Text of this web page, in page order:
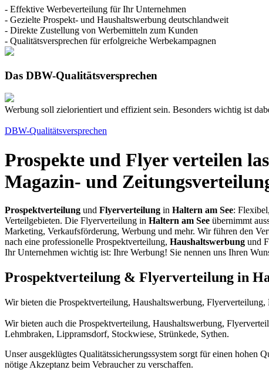
- Effektive Werbeverteilung für Ihr Unternehmen
- Gezielte Prospekt- und Haushaltswerbung deutschlandweit
- Direkte Zustellung von Werbemitteln zum Kunden
- Qualitätsversprechen für erfolgreiche Werbekampagnen
Das DBW-Qualitätsversprechen
Werbung soll zielorientiert und effizient sein. Besonders wichtig ist
DBW-Qualitätsversprechen
Prospekte und Flyer verteilen
Magazin- und
Prospektverteilung und Flyerverteilung in Haltern am See:
Verteilgebieten. Die Flyerverteilung in Haltern am See übernimmt
Marketing, Verkaufsförderung, Werbung und mehr. Wir führen den
nach eine professionelle Prospektverteilung, Haushaltswerbung und
Ihr Unternehmen wichtig ist: Ihre Werbung! Sie nennen uns Ihren
Prospektverteilung & Flyerverteilung in
Wir bieten die Prospektverteilung, Haushaltswerbung,
Wir bieten auch die Prospektverteilung, Haushaltswerbung,
Lehmbraken, Lippramsdorf, Stockwiese, Strünkede, Sythen.
Unser ausgeklügtes Qualitätssicherungssystem sorgt für einen hohen
nötige Akzeptanz beim Vebraucher zu verschaffen.